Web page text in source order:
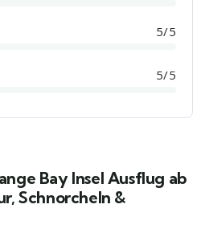
5/5
5/5
Bay Insel Ausflug ab
Schnorcheln &